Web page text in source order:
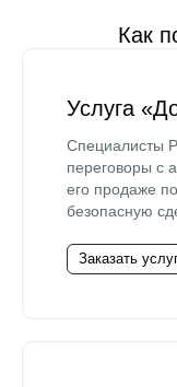
Как
Услуга
Специалисты
переговоры с
его продаже
безопасную
Заказать